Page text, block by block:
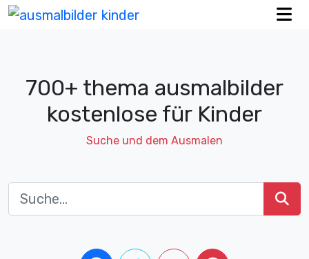
700+ thema ausmalbilder
kostenlose für Kinder
Suche und dem Ausmalen